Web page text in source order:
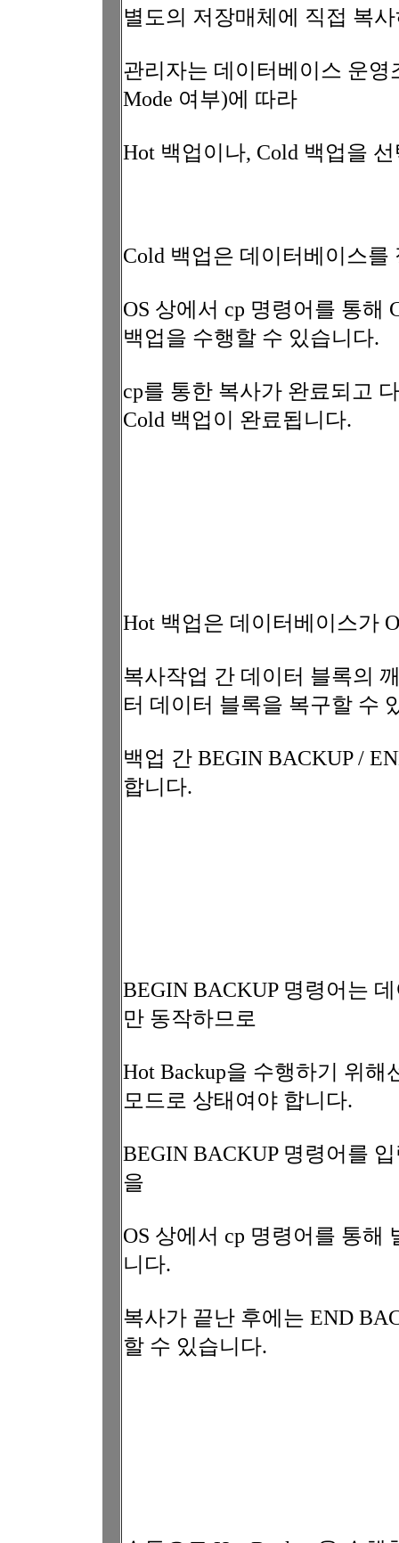
별도의 저장매체에 직접 복
관리자는 데이터베이스 운
Mode 여부)에 따라
Hot 백업이나, Cold 백업을
Cold 백업은 데이터베이스를
OS 상에서 cp 명령어를 통해
백업을 수행할 수 있습니다.
cp를 통한 복사가 완료되고
Cold 백업이 완료됩니다.
Hot 백업은 데이터베이스가
복사작업 간 데이터 블록의
터 데이터 블록을 복구할 수
백업 간 BEGIN BACKUP /
합니다.
BEGIN BACKUP 명령어는
만 동작하므로
Hot Backup을 수행하기 위
모드로 상태여야 합니다.
BEGIN BACKUP 명령어를
을
OS 상에서 cp 명령어를 통해
니다.
복사가 끝난 후에는 END
할 수 있습니다.